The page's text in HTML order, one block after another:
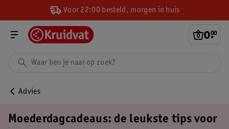
Voor 22:00 besteld, morgen in huis
0.
00
Advies
Moederdagcadeaus: de leukste tips voor